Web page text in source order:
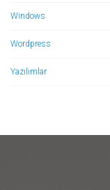
Windows
Wordpress
Yazılımlar